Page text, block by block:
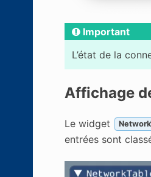
Important
L’état de la
Affichage
Le widget
entrées sont